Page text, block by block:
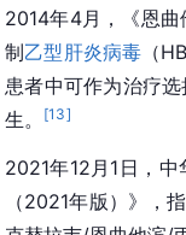
2014年4月，《恩
制乙型肝炎病毒 （
患者中可作为治疗
生。
[13]
2021年12月1日，
（2021年版）》，